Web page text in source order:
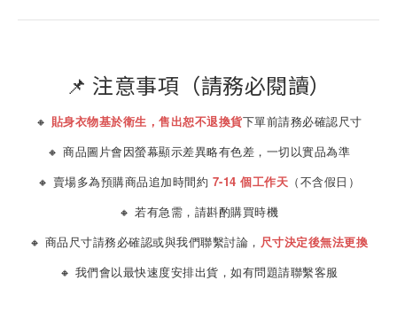
📌 注意事項（請務必閱讀）
🔸 貼身衣物基於衛生，售出恕不退換貨下單前請務必確認尺寸
🔸 商品圖片會因螢幕顯示差異略有色差，一切以實品為準
🔸 賣場多為預購商品追加時間約 7-14 個工作天 （不含假日）
🔸 若有急需，請斟酌購買時機
🔸 商品尺寸請務必確認或與我們聯繫討論， 尺寸決定後無法更換
🔸 我們會以最快速度安排出貨，如有問題請聯繫客服